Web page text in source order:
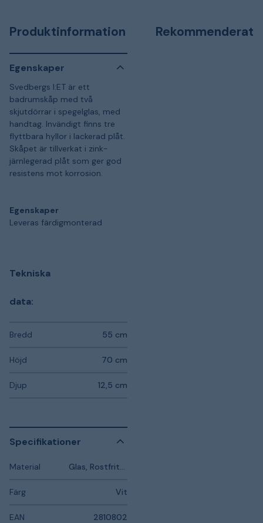
Produktinformation
Egenskaper
Svedbergs I:ET är ett
badrumskåp med två
skjutdörrar i spegelglas, med
handtag. Invändigt finns tre
flyttbara hyllor i lackerad plåt.
Skåpet är tillverkat i zink-
järnlegerad plåt som ger god
resistens mot korrosion.
Egenskaper
Leveras färdigmonterad
Tekniska
data:
Bredd 55 cm
Höjd 70 cm
Djup 12,5 cm
Specifikationer
Material Glas, Rostfritt Stål
Färg Vit
EAN 2810802
Rekommenderat